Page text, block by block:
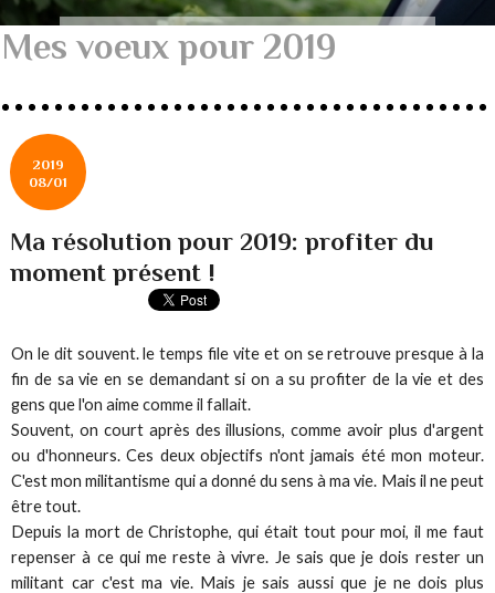
Mes voeux pour 2019
2019
08/01
Ma résolution pour 2019: profiter du
moment présent !
On le dit souvent. le temps file vite et on se retrouve presque à la
fin de sa vie en se demandant si on a su profiter de la vie et des
gens que l'on aime comme il fallait.
Souvent, on court après des illusions, comme avoir plus d'argent
ou d'honneurs. Ces deux objectifs n'ont jamais été mon moteur.
C'est mon militantisme qui a donné du sens à ma vie. Mais il ne peut
être tout.
Depuis la mort de Christophe, qui était tout pour moi, il me faut
repenser à ce qui me reste à vivre. Je sais que je dois rester un
militant car c'est ma vie. Mais je sais aussi que je ne dois plus